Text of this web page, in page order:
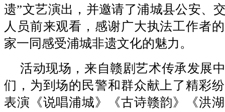
遗”文艺演出，并邀请了浦城县公安、
人员前来观看，感谢广大执法工作者
家一同感受浦城非遗文化的魅力。
活动现场，来自赣剧艺术传承发展
们，为到场的民警和群众献上了精彩
表演《说唱浦城》《古诗赣韵》《洪